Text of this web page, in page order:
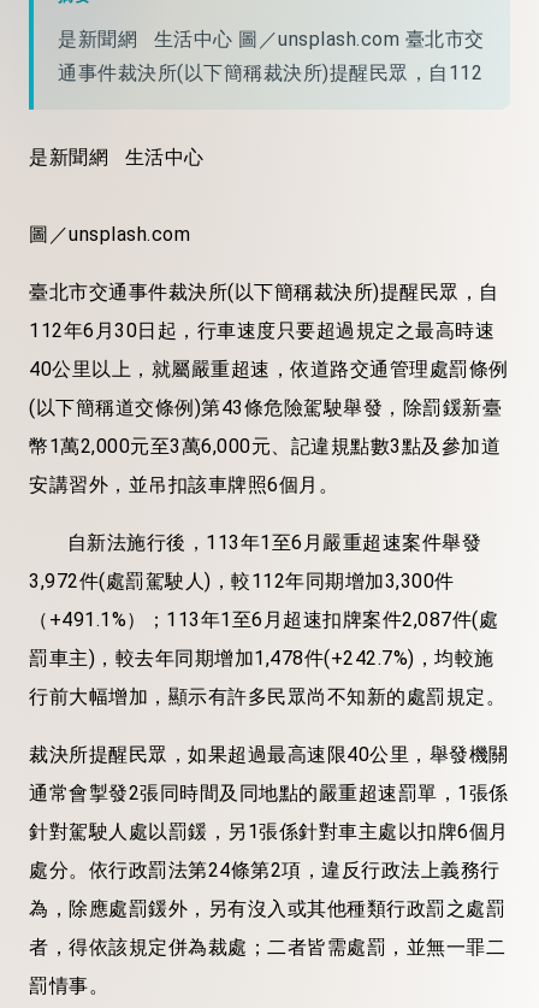
是新聞網 生活中心 圖／unsplash.com 臺北市交
通事件裁決所(以下簡稱裁決所)提醒民眾，自112
是新聞網 生活中心
圖／unsplash.com
臺北市交通事件裁決所(以下簡稱裁決所)提醒民眾，自
112年6月30日起，行車速度只要超過規定之最高時速
40公里以上，就屬嚴重超速，依道路交通管理處罰條例
(以下簡稱道交條例)第43條危險駕駛舉發，除罰鍰新臺
幣1萬2,000元至3萬6,000元、記違規點數3點及參加道
安講習外，並吊扣該車牌照6個月。
自新法施行後，113年1至6月嚴重超速案件舉發
3,972件(處罰駕駛人)，較112年同期增加3,300件
（+491.1%）；113年1至6月超速扣牌案件2,087件(處
罰車主)，較去年同期增加1,478件(+242.7%)，均較施
行前大幅增加，顯示有許多民眾尚不知新的處罰規定。
裁決所提醒民眾，如果超過最高速限40公里，舉發機關
通常會掣發2張同時間及同地點的嚴重超速罰單，1張係
針對駕駛人處以罰鍰，另1張係針對車主處以扣牌6個月
處分。依行政罰法第24條第2項，違反行政法上義務行
為，除應處罰鍰外，另有沒入或其他種類行政罰之處罰
者，得依該規定併為裁處；二者皆需處罰，並無一罪二
罰情事。